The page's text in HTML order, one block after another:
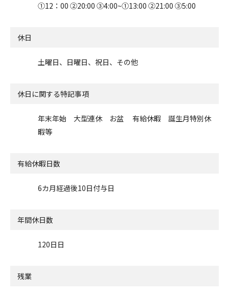
①12：00 ➁20:00 ➂4:00~①13:00 ➁21:00 ➂5:00
休日
土曜日、日曜日、祝日、その他
休日に関する特記事項
年末年始 大型連休 お盆 有給休暇 誕生月特別休
暇等
有給休暇日数
6カ月経過後10日付与日
年間休日数
120日日
残業